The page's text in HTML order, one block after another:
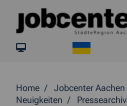
Springe direkt zum Inhalt
jobcenter.digital
Home
Jobcenter Aachen
Neuigkeiten
Pressearchiv